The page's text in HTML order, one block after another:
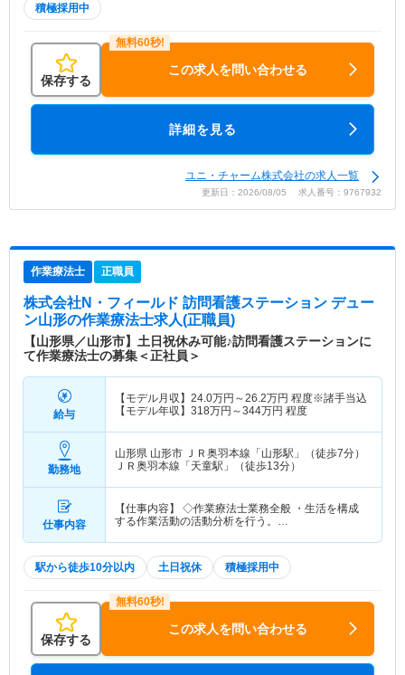
積極採用中
保存する
この求人を問い合わせる
詳細を見る
ユニ・チャーム株式会社の求人一覧
更新日：2026/08/05 求人番号：9767932
作業療法士 正職員
株式会社N・フィールド 訪問看護ステーション デュー
ン山形の作業療法士求人(正職員)
【山形県／山形市】土日祝休み可能♪訪問看護ステーションに
て作業療法士の募集＜正社員＞
給与
【モデル月収】 24.0万円～26.2万円 程度※諸手当込
【モデル年収】 318万円～344万円 程度
勤務地
山形県 山形市 ＪＲ奥羽本線「山形駅」（徒歩7分）
ＪＲ奥羽本線「天童駅」（徒歩13分）
仕事内容
【仕事内容】 ◇作業療法士業務全般 ・生活を構成
する作業活動の活動分析を行う。…
駅から徒歩10分以内 土日祝休 積極採用中
保存する
この求人を問い合わせる